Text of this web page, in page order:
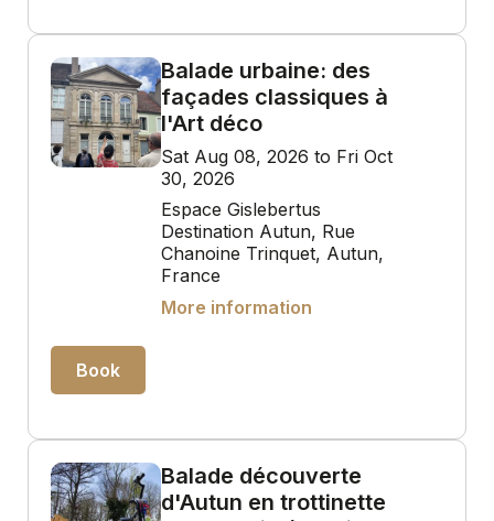
Balade urbaine: des
façades classiques à
l'Art déco
Sat Aug 08, 2026 to Fri Oct
30, 2026
Espace Gislebertus
Destination Autun, Rue
Chanoine Trinquet, Autun,
France
More information
Book
Balade découverte
d'Autun en trottinette